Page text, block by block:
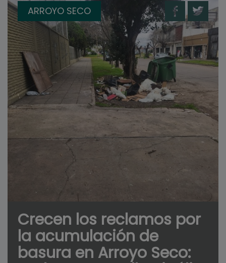
ARROYO SECO
Crecen los reclamos por
la acumulación de
basura en Arroyo Seco: